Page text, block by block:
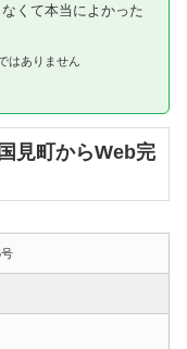
くて本当によかった
はありません
見町からWeb完